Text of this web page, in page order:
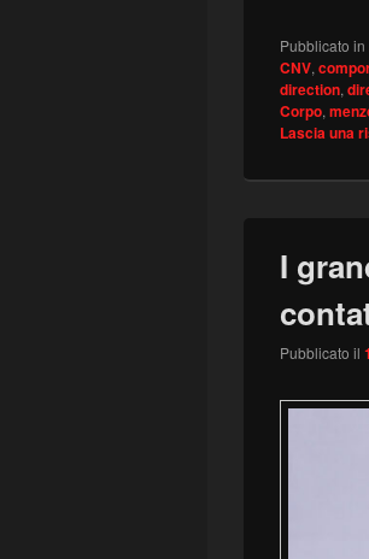
Pubblicato in
CNV,
direction,
Corpo,
Lascia una
I
Pubblicato il